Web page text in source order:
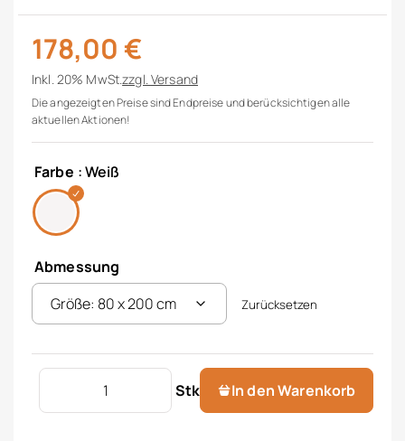
178,00 €
Inkl. 20% MwSt.zzgl.Versand
Die angezeigten Preise sind Endpreise und berücksichtigen alle
aktuellen Aktionen!
Farbe : Weiß
Abmessung
Zurücksetzen
Stk
Geltopper Menge
In den Warenkorb